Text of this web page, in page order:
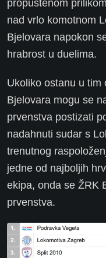
propuštenom
nad vrlo komotnom
Bjelovara napokon
hrabrost u duelima.
Ukoliko ostanu u tim
Bjelovara mogu se
prvenstva postizati
nadahnuti sudar s
trenutnog
jedne od najboljih
ekipa, onda se ŽRK
prvenstva.